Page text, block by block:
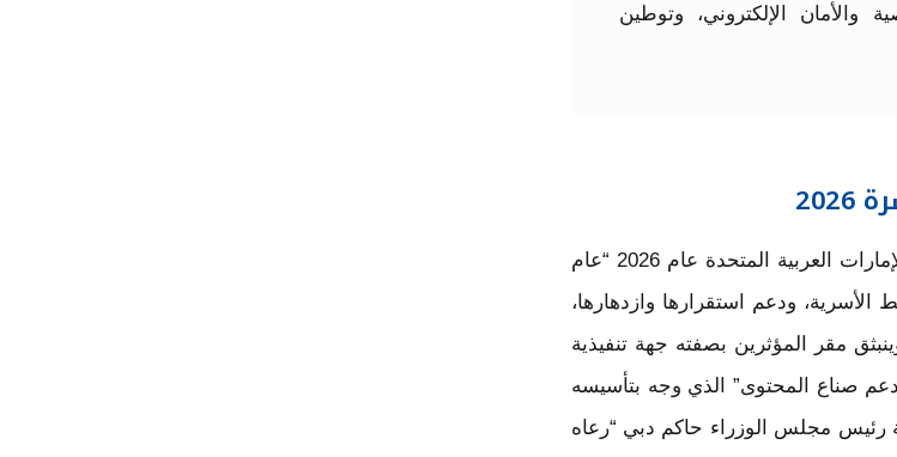
والأمان الإلكتروني، وتوطين
يتزامن إطلاق هذا البرنامج التكنولوجي التوعوي مع إعلان دولة الإمارات العربية المتحدة عام 2026 “عام
ودعم استقرارها وازدهارها،
مقر المؤثرين بصفته جهة تنفيذية
دعم صناع المحتوى” الذي وجه بتأسيسه
مجلس الوزراء حاكم دبي “رعاه